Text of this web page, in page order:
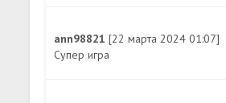
ann98821[22 марта 2024 01:07]
Супер игра